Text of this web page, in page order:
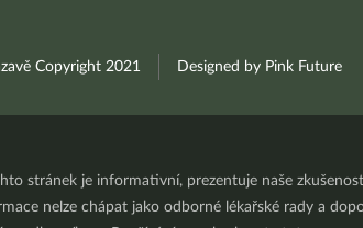
Copyright 2021 Designed by Pink Future
stránek je informativní, prezentuje naše
nelze chápat jako odborné lékařské rady a